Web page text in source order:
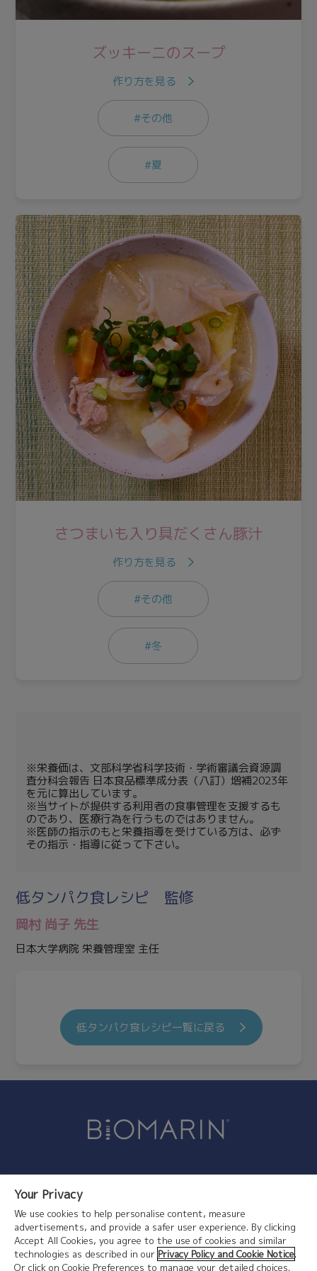
ズッキーニのスープ
作り方を見る
#その他
#夏
さつまいも入り具だくさん豚汁
作り方を見る
#その他
#冬
※栄養価は、文部科学省科学技術・学術審議会資源調
査分科会報告 日本食品標準成分表（八訂）増補2023年
を元に算出しています。
※当サイトが提供する利用者の食事管理を支援するも
のであり、医療行為を行うものではありません。
※医師の指示のもと栄養指導を受けている方は、必ず
その指示・指導に従って下さい。
低タンパク食レシピ 監修
岡村 尚子 先生
日本大学病院 栄養管理室 主任
低タンパク食レシピ一覧に戻る
お問い合わせ
プライバシーポリシー
利用規約
コーポレートサイト
Your Privacy
We use cookies to help personalise content, measure
advertisements, and provide a safer user experience. By clicking
Accept All Cookies, you agree to the use of cookies and similar
technologies as described in our Privacy Policy and Cookie Notice.
Or click on Cookie Preferences to manage your detailed choices.